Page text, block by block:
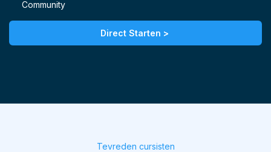
Community
Direct Starten >
Tevreden cursisten